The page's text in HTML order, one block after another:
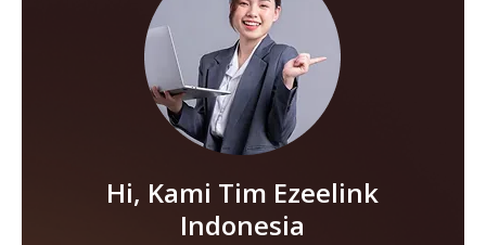
Hi, Kami Tim Ezeelink
Indonesia